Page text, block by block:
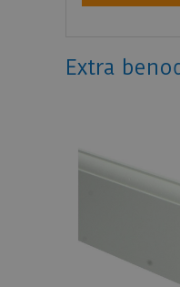
Extra